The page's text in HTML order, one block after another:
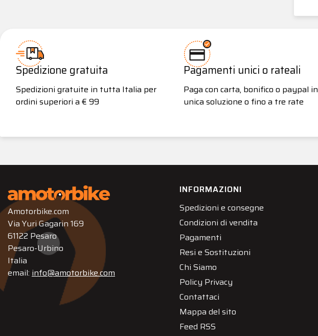
Spedizione gratuita
Spedizioni gratuite in tutta Italia per
ordini superiori a € 99
Pagamenti unici o rateali
Paga con carta, bonifico o paypal in
unica soluzione o fino a tre rate
Amotorbike.com
Via Yuri Gagarin 169
61122 Pesaro
Pesaro-Urbino
Italia
email: info@amotorbike.com
INFORMAZIONI
Spedizioni e consegne
Condizioni di vendita
Pagamenti
Resi e Sostituzioni
Chi Siamo
Policy Privacy
Contattaci
Mappa del sito
Feed RSS